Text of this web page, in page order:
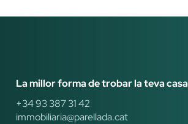
La millor forma de trobar la teva casa
+34 93 387 31 42
immobiliaria@parellada.cat